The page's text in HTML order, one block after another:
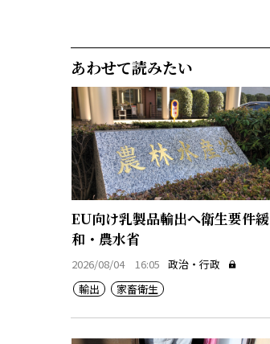
あわせて読みたい
EU向け乳製品輸出へ衛生要件緩
和・農水省
2026/08/04 16:05 政治・行政
輸出
家畜衛生